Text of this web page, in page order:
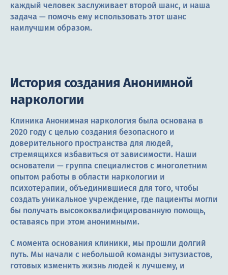
каждый человек заслуживает второй шанс, и наша
задача — помочь ему использовать этот шанс
наилучшим образом.
История создания Анонимной
наркологии
Клиника Анонимная наркология была основана в
2020 году с целью создания безопасного и
доверительного пространства для людей,
стремящихся избавиться от зависимости. Наши
основатели — группа специалистов с многолетним
опытом работы в области наркологии и
психотерапии, объединившиеся для того, чтобы
создать уникальное учреждение, где пациенты могли
бы получать высококвалифицированную помощь,
оставаясь при этом анонимными.
С момента основания клиники, мы прошли долгий
путь. Мы начали с небольшой команды энтузиастов,
готовых изменить жизнь людей к лучшему, и